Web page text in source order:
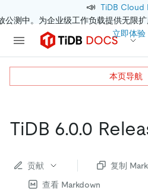
📣 TiDB Cloud
公测中。为企业级工作负载提供无限
立即体
TiDB 6.0.0
贡献
复制
查看 Markdown
本页导航